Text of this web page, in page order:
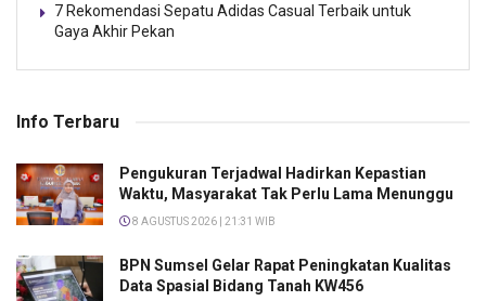
7 Rekomendasi Sepatu Adidas Casual Terbaik untuk
Gaya Akhir Pekan
Info Terbaru
Pengukuran Terjadwal Hadirkan Kepastian
Waktu, Masyarakat Tak Perlu Lama Menunggu
8 AGUSTUS 2026 | 21:31 WIB
BPN Sumsel Gelar Rapat Peningkatan Kualitas
Data Spasial Bidang Tanah KW456